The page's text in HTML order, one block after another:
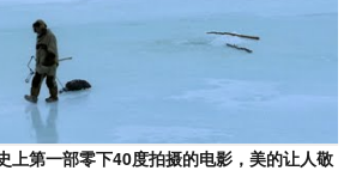
上第一部零下40度拍摄的电影，美的让人敬